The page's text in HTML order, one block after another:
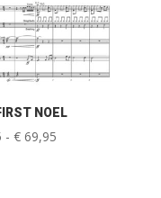
NOEL
- € 69,95